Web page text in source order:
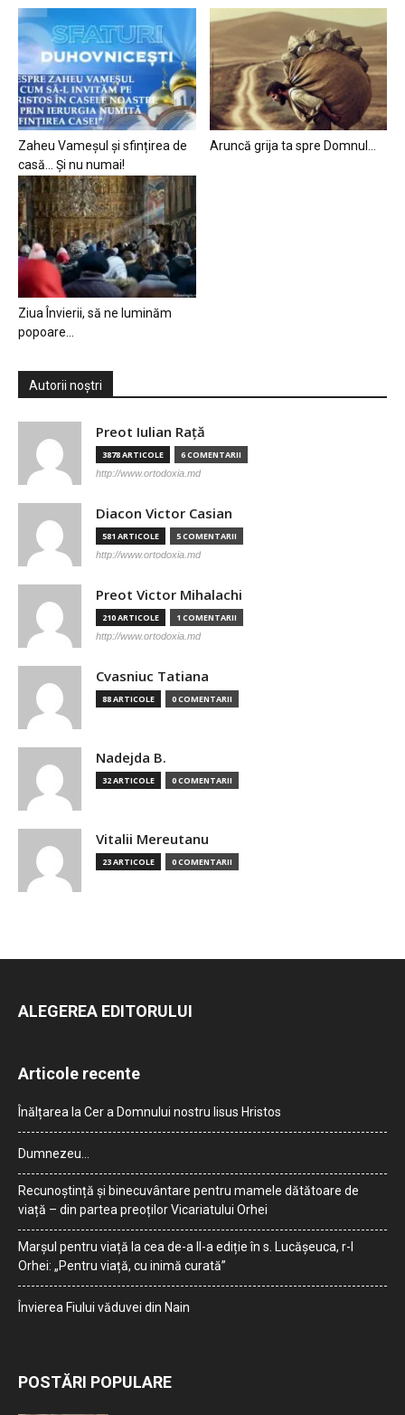
Zaheu Vameșul și sfințirea de
casă… Și nu numai!
Aruncă grija ta spre Domnul…
Ziua Învierii, să ne luminăm
popoare…
Autorii noștri
Preot Iulian Raţă
3878 ARTICOLE 6 COMENTARII
http://www.ortodoxia.md
Diacon Victor Casian
581 ARTICOLE 5 COMENTARII
http://www.ortodoxia.md
Preot Victor Mihalachi
210 ARTICOLE 1 COMENTARII
http://www.ortodoxia.md
Cvasniuc Tatiana
88 ARTICOLE 0 COMENTARII
Nadejda B.
32 ARTICOLE 0 COMENTARII
Vitalii Mereutanu
23 ARTICOLE 0 COMENTARII
ALEGEREA EDITORULUI
Articole recente
Înălțarea la Cer a Domnului nostru Iisus Hristos
Dumnezeu…
Recunoștință și binecuvântare pentru mamele dătătoare de
viață – din partea preoților Vicariatului Orhei
Marșul pentru viață la cea de-a II-a ediție în s. Lucășeuca, r-l
Orhei: „Pentru viață, cu inimă curată”
Învierea Fiului văduvei din Nain
POSTĂRI POPULARE